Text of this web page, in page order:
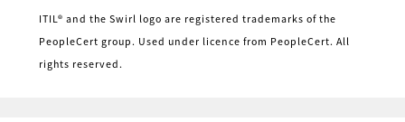
ITIL® and the Swirl logo are registered trademarks of the
PeopleCert group. Used under licence from PeopleCert. All
rights reserved.